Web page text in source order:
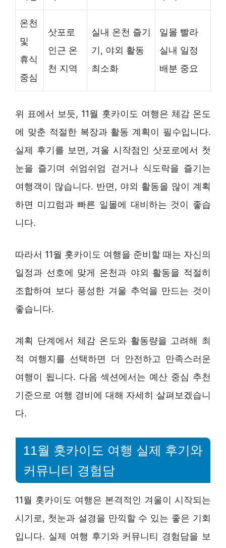
온천
및
휴식
중심
삿포로
인근 온
천 지역
실내 온천 즐기
기, 야외 활동
최소화
일몰 빨라
실내 일정
배분 중요
위 표에서 보듯, 11월 홋카이도 여행은 체감 온도
에 맞춘 적절한 복장과 활동 계획이 필수입니다.
실제 후기를 보면, 겨울 시작점인 삿포로에서 첫
눈을 즐기며 쉬엄쉬엄 걷거나 식도락을 즐기는
여행객이 많습니다. 반면, 야외 활동을 많이 계획
하면 미끄럼과 빠른 일몰에 대비하는 것이 좋습
니다.
따라서 11월 홋카이도 여행을 준비할 때는 자신의
일정과 선호에 맞게 온천과 야외 활동을 적절히
조합하여 보다 풍성한 겨울 추억을 만드는 것이
좋습니다.
계획 단계에서 체감 온도와 활동량을 고려해 최
적 여행지를 선택하면 더 안전하고 만족스러운
여행이 됩니다. 다음 섹션에서는 예산 중심 추천
기준으로 여행 경비에 대해 자세히 살펴보겠습니
다.
11월 홋카이도 여행 실제 후기와
커뮤니티 경험담
11월 홋카이도 여행은 본격적인 겨울이 시작되는
시기로, 첫눈과 설경을 만끽할 수 있는 좋은 기회
입니다. 실제 여행 후기와 커뮤니티 경험담을 보